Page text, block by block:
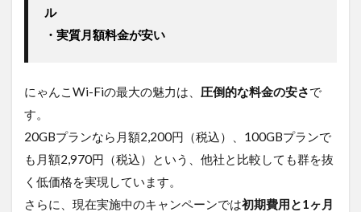
も、
ては
がか
かる
ポケ
ット
ル
・実質月額料金が安い
にゃんこWi-Fiの最大の魅力は、 圧倒的な料金の安さで
す。
20GBプランなら月額2,200円（税込）、100GBプランで
も月額2,970円（税込）という、他社と比較しても群を抜
く低価格を実現しています。
さらに、現在実施中のキャンペーンでは初期費用と1ヶ月